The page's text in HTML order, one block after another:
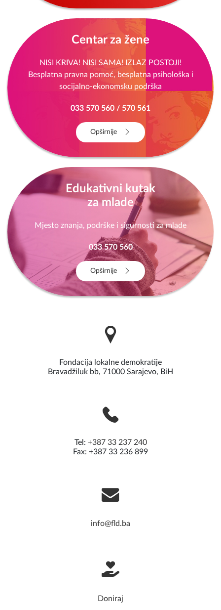
Centar za žene
NISI KRIVA! NISI SAMA! IZLAZ POSTOJI!
Besplatna pravna pomoć, besplatna psihološka i
socijalno-ekonomsku podrška
033 570 560 / 570 561
Opširnije
Edukativni kutak
za mlade
Mjesto znanja, podrške i sigurnosti za mlade
033 570 560
Opširnije
Fondacija lokalne demokratije
Bravadžiluk bb, 71000 Sarajevo, BiH
Tel: +387 33 237 240
Fax: +387 33 236 899
info@fld.ba
Doniraj